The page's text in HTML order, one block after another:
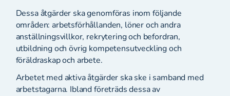
Dessa åtgärder ska genomföras inom följande
områden: arbetsförhållanden, löner och andra
anställningsvillkor, rekrytering och befordran,
utbildning och övrig kompetensutveckling och
föräldraskap och arbete.
Arbetet med aktiva åtgärder ska ske i samband med
arbetstagarna. Ibland företräds dessa av